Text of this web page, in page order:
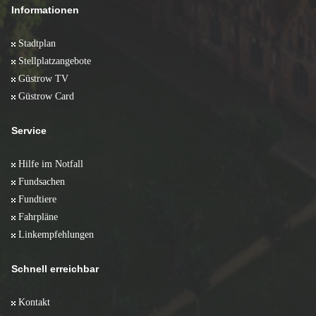
Informationen
Stadtplan
Stellplatzangebote
Güstrow TV
Güstrow Card
Service
Hilfe im Notfall
Fundsachen
Fundtiere
Fahrpläne
Linkempfehlungen
Schnell erreichbar
Kontakt